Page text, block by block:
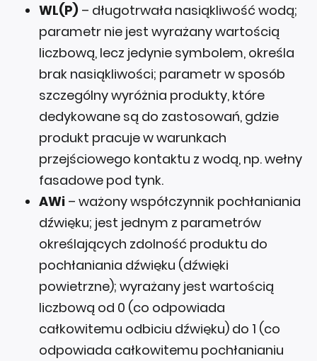
WL(P) – długotrwała nasiąkliwość wodą;
parametr nie jest wyrażany wartością
liczbową, lecz jedynie symbolem, określa
brak nasiąkliwości; parametr w sposób
szczególny wyróżnia produkty, które
dedykowane są do zastosowań, gdzie
produkt pracuje w warunkach
przejściowego kontaktu z wodą, np. wełny
fasadowe pod tynk.
AWi – ważony współczynnik pochłaniania
dźwięku; jest jednym z parametrów
określających zdolność produktu do
pochłaniania dźwięku (dźwięki
powietrzne); wyrażany jest wartością
liczbową od 0 (co odpowiada
całkowitemu odbiciu dźwięku) do 1 (co
odpowiada całkowitemu pochłanianiu